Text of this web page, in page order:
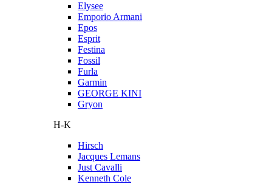
Elysee
Emporio Armani
Epos
Esprit
Festina
Fossil
Furla
Garmin
GEORGE KINI
Gryon
H-K
Hirsch
Jacques Lemans
Just Cavalli
Kenneth Cole